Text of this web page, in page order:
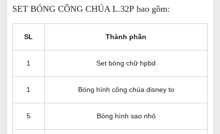
SET BÓNG CÔNG CHÚA L.32P bao gồm:
SL Thành phần
1 Set bóng chữ hpbd
1 Bóng hình công chúa disney to
5 Bóng hình sao nhỏ